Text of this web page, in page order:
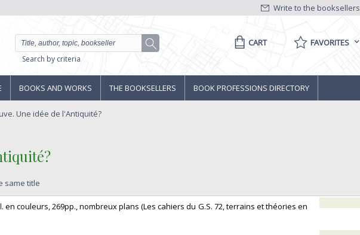
Write to the booksellers
Search by criteria
CART FAVORITES
BOOKS AND WORKS THE BOOKSELLERS BOOK PROFESSIONS DIRECTORY
Une idée de l'Antiquité?
same title
en couleurs, 269pp., nombreux plans (Les cahiers du G.S. 72, terrains et théories en